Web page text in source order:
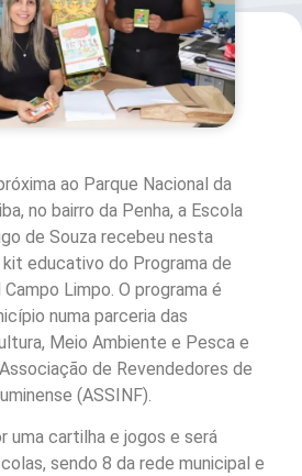
ao Parque Nacional da
no bairro da Penha, a Escola
de Souza recebeu nesta
educativo do Programa de
Limpo. O programa é
numa parceria das
Meio Ambiente e Pesca e
de Revendedores de
(ASSINF).
uma cartilha e jogos e será
sendo 8 da rede municipal e